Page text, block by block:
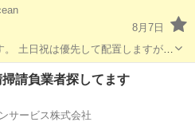
8月7日
土日祝は優先して配置しますが
務もOk. 履歴書等不要！
登録するだけで始めることができます！！（数回の研修有） 海...
業 業務委託
請負業者探してます
サービス株式会社